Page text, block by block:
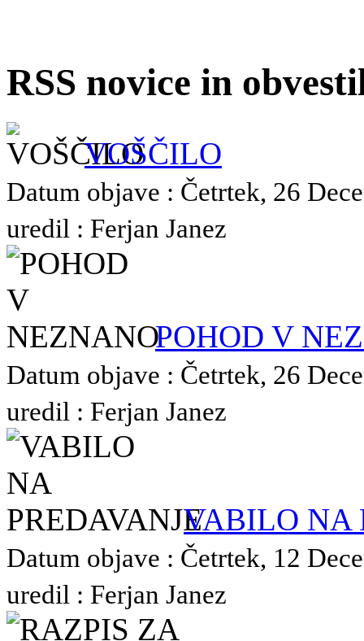
RSS novice in
VOŠČILO
Datum objave : Četrtek, 26
uredil : Ferjan Janez
POHOD V
Datum objave : Četrtek, 26
uredil : Ferjan Janez
VABILO NA
Datum objave : Četrtek, 12
uredil : Ferjan Janez